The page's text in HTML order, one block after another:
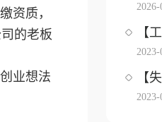
资质，
的老板
业想法
2026-
【
2023-
【
2023-